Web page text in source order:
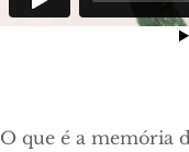
O que é a memória